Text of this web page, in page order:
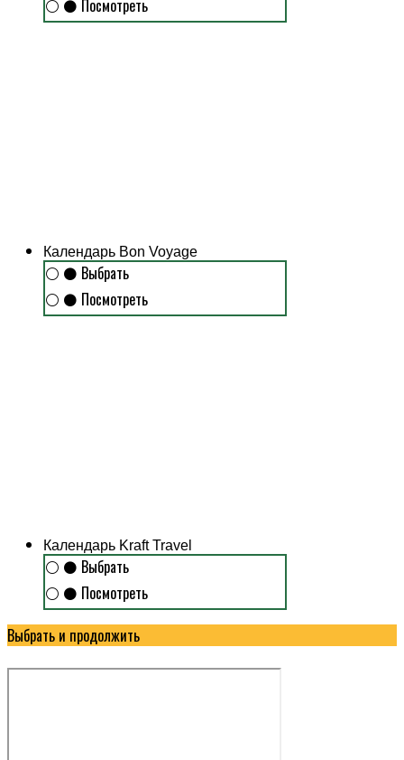
⚪ ⚫ Посмотреть
Календарь Bon Voyage
⚪ ⚫ Выбрать
⚪ ⚫ Посмотреть
Календарь Kraft Travel
⚪ ⚫ Выбрать
⚪ ⚫ Посмотреть
Выбрать и продолжить